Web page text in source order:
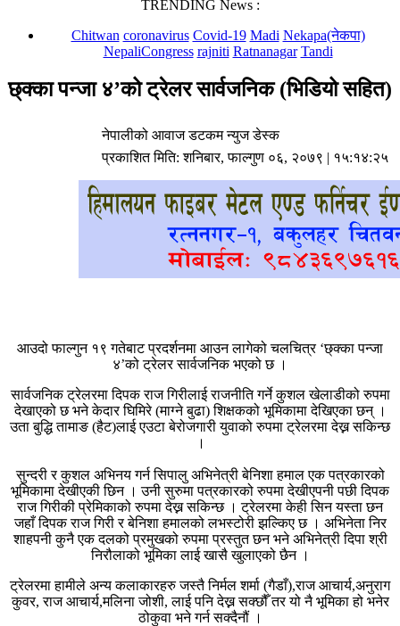
TRENDING News :
Chitwan coronavirus Covid-19 Madi Nekapa(नेकपा)
NepaliCongress rajniti Ratnanagar Tandi
छ्क्का पन्जा ४’को ट्रेलर सार्वजनिक (भिडियो सहित)
नेपालीको आवाज डटकम न्युज डेस्क
प्रकाशित मिति:शनिबार, फाल्गुण ०६, २०७९ | १५:१४:२५
आउदो फाल्गुन १९ गतेबाट प्रदर्शनमा आउन लागेको चलचित्र ‘छ्क्का पन्जा
४’को ट्रेलर सार्वजनिक भएको छ ।
सार्वजनिक ट्रेलरमा दिपक राज गिरीलाई राजनीति गर्ने कुशल खेलाडीको रुपमा
देखाएको छ भने केदार घिमिरे (माग्ने बुढा) शिक्षकको भूमिकामा देखिएका छन् ।
उता बुद्धि तामाङ (हैट)लाई एउटा बेरोजगारी युवाको रुपमा ट्रेलरमा देख्न सकिन्छ
।
सुन्दरी र कुशल अभिनय गर्न सिपालु अभिनेत्री बेनिशा हमाल एक पत्रकारको
भूमिकामा देखीएकी छिन । उनी सुरुमा पत्रकारको रुपमा देखीएपनी पछी दिपक
राज गिरीकी प्रेमिकाको रुपमा देख्न सकिन्छ । ट्रेलरमा केही सिन यस्ता छन
जहाँ दिपक राज गिरी र बेनिशा हमालको लभस्टोरी झल्किए छ । अभिनेता निर
शाहपनी कुनै एक दलको प्रमुखको रुपमा प्रस्तुत छन भने अभिनेत्री दिपा श्री
निरौलाको भूमिका लाई खासै खुलाएको छैन ।
ट्रेलरमा हामीले अन्य कलाकारहरु जस्तै निर्मल शर्मा (गैडाँ),राज आचार्य,अनुराग
कुवर, राज आचार्य,मलिना जोशी, लाई पनि देख्न सक्छौँ तर यो नै भूमिका हो भनेर
ठोकुवा भने गर्न सक्दैनौं ।